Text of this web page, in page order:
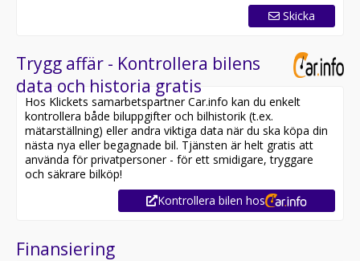
Skicka
Trygg affär - Kontrollera bilens
data och historia gratis
Hos Klickets samarbetspartner Car.info kan du enkelt
kontrollera både biluppgifter och bilhistorik (t.ex.
mätarställning) eller andra viktiga data när du ska köpa din
nästa nya eller begagnade bil. Tjänsten är helt gratis att
använda för privatpersoner - för ett smidigare, tryggare
och säkrare bilköp!
Kontrollera bilen hos
Finansiering